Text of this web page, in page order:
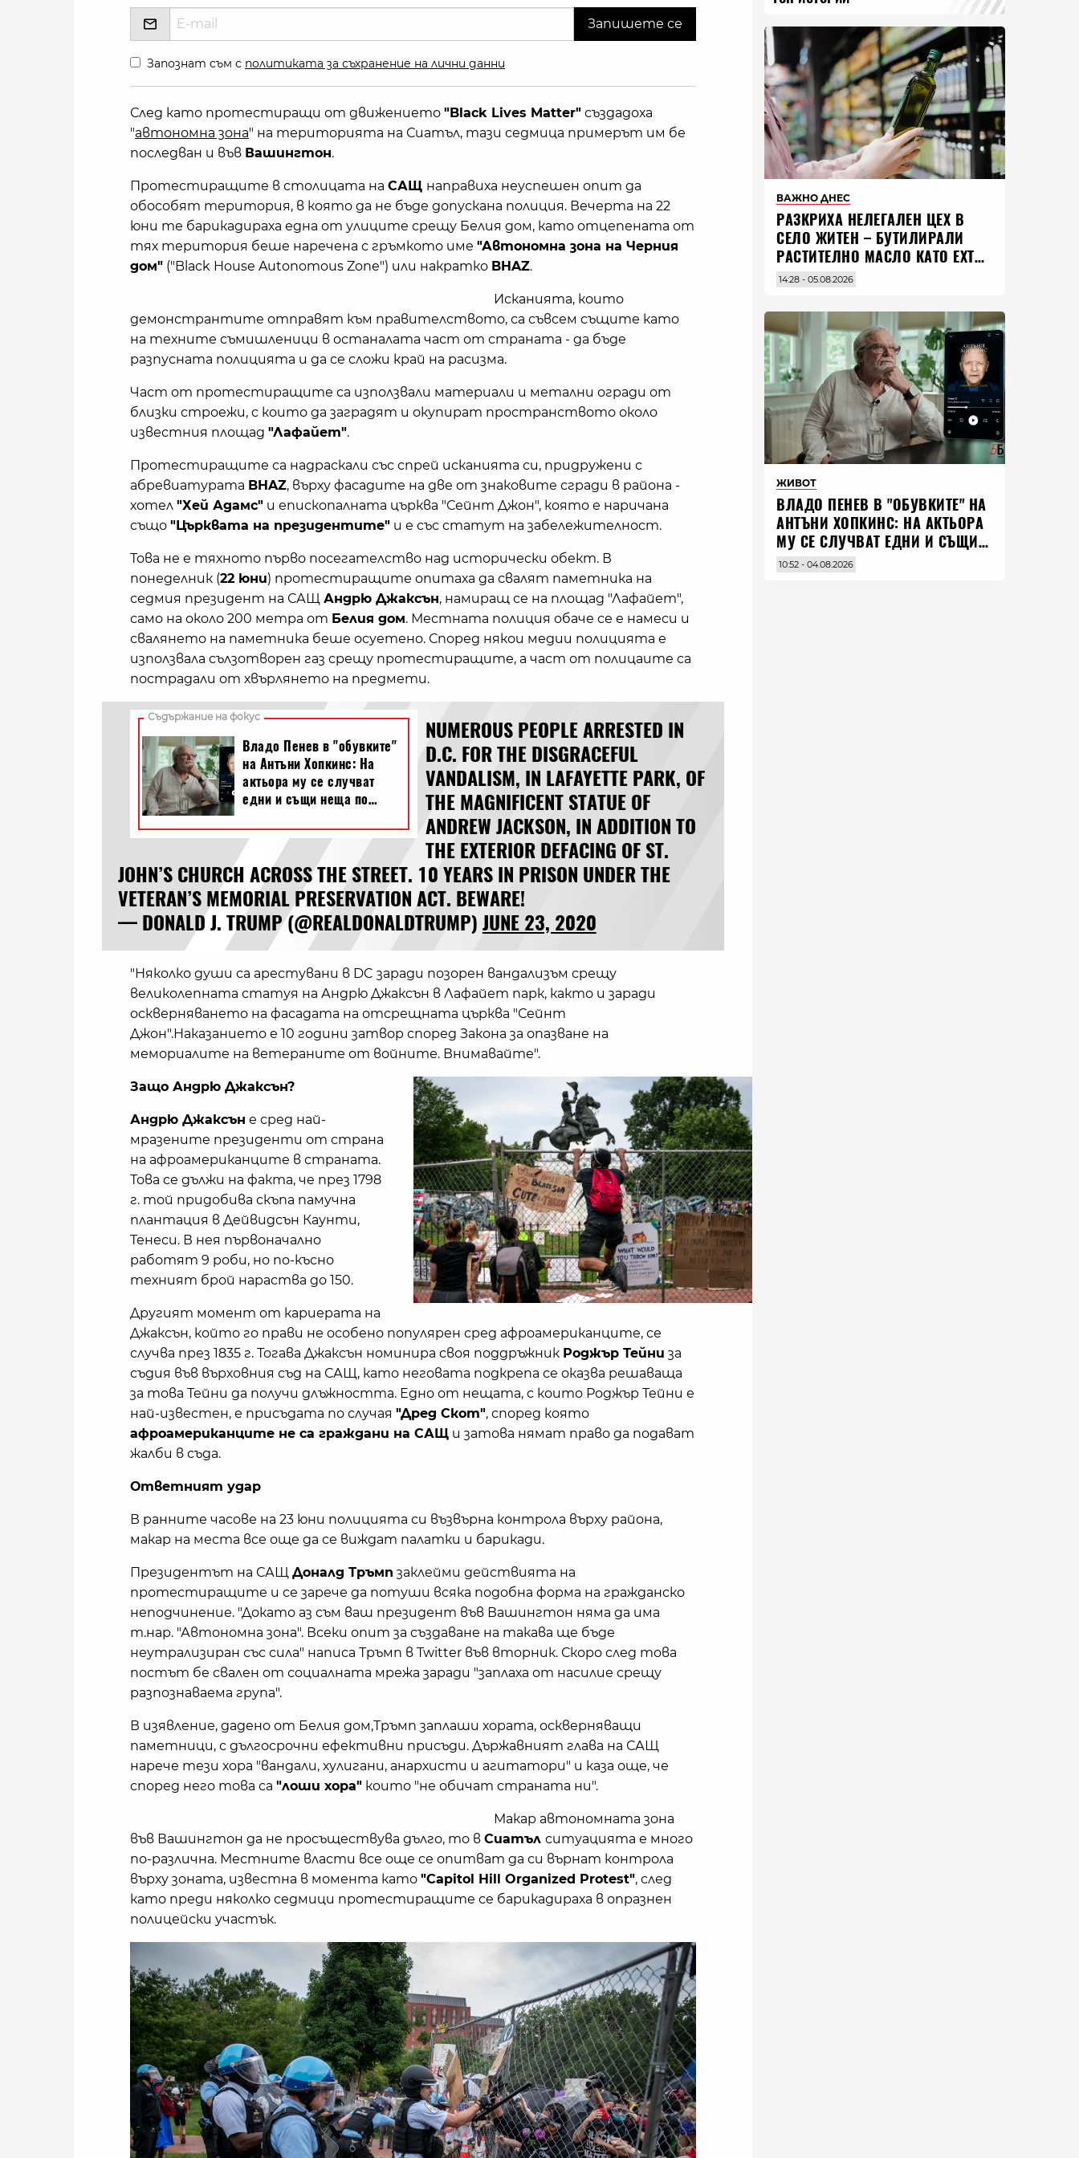
Запознат съм с политиката за съхранение на лични данни
След като протестиращи от движението "Black Lives Matter" създадоха
"автономна зона" на територията на Сиатъл, тази седмица примерът им бе
последван и във Вашингтон.
Протестиращите в столицата на САЩ направиха неуспешен опит да
обособят територия, в която да не бъде допускана полиция. Вечерта на 22
юни те барикадираха една от улиците срещу Белия дом, като отцепената от
тях територия беше наречена с гръмкото име "Автономна зона на Черния
дом" ("Black House Autonomous Zone") или накратко BHAZ.
Исканията, които
демонстрантите отправят към правителството, са съвсем същите като
на техните съмишленици в останалата част от страната - да бъде
разпусната полицията и да се сложи край на расизма.
Част от протестиращите са използвали материали и метални огради от
близки строежи, с които да заградят и окупират пространството около
известния площад "Лафайет".
Протестиращите са надраскали със спрей исканията си, придружени с
абревиатурата BHAZ, върху фасадите на две от знаковите сгради в района -
хотел "Хей Адамс" и епископалната църква "Сейнт Джон", която е наричана
също "Църквата на президентите" и е със статут на забележителност.
Това не е тяхното първо посегателство над исторически обект. В
понеделник (22 юни) протестиращите опитаха да свалят паметника на
седмия президент на САЩ Андрю Джаксън, намиращ се на площад "Лафайет",
само на около 200 метра от Белия дом. Местната полиция обаче се е намеси и
свалянето на паметника беше осуетено. Според някои медии полицията е
използвала сълзотворен газ срещу протестиращите, а част от полицаите са
пострадали от хвърлянето на предмети.
NUMEROUS PEOPLE ARRESTED IN
D.C. FOR THE DISGRACEFUL
VANDALISM, IN LAFAYETTE PARK, OF
THE MAGNIFICENT STATUE OF
ANDREW JACKSON, IN ADDITION TO
THE EXTERIOR DEFACING OF ST.
JOHN’S CHURCH ACROSS THE STREET. 10 YEARS IN PRISON UNDER THE
VETERAN’S MEMORIAL PRESERVATION ACT. BEWARE!
— DONALD J. TRUMP (@REALDONALDTRUMP) JUNE 23, 2020
"Няколко души са арестувани в DC заради позорен вандализъм срещу
великолепната статуя на Андрю Джаксън в Лафайет парк, както и заради
оскверняването на фасадата на отсрещната църква "Сейнт
Джон".Наказанието е 10 години затвор според Закона за опазване на
мемориалите на ветераните от войните. Внимавайте".
Защо Андрю Джаксън?
Андрю Джаксън е сред най-
мразените президенти от страна
на афроамериканците в страната.
Това се дължи на факта, че през 1798
г. той придобива скъпа памучна
плантация в Дейвидсън Каунти,
Тенеси. В нея първоначално
работят 9 роби, но по-късно
техният брой нараства до 150.
Другият момент от кариерата на
Джаксън, който го прави не особено популярен сред афроамериканците, се
случва през 1835 г. Тогава Джаксън номинира своя поддръжник Роджър Тейни за
съдия във върховния съд на САЩ, като неговата подкрепа се оказва решаваща
за това Тейни да получи длъжността. Едно от нещата, с които Роджър Тейни е
най-известен, е присъдата по случая "Дред Скот", според която
афроамериканците не са граждани на САЩ и затова нямат право да подават
жалби в съда.
Ответният удар
В ранните часове на 23 юни полицията си възвърна контрола върху района,
макар на места все още да се виждат палатки и барикади.
Президентът на САЩ Доналд Тръмп заклейми действията на
протестиращите и се зарече да потуши всяка подобна форма на гражданско
неподчинение. "Докато аз съм ваш президент във Вашингтон няма да има
т.нар. "Автономна зона". Всеки опит за създаване на такава ще бъде
неутрализиран със сила" написа Тръмп в Twitter във вторник. Скоро след това
постът бе свален от социалната мрежа заради "заплаха от насилие срещу
разпознаваема група".
В изявление, дадено от Белия дом,Тръмп заплаши хората, оскверняващи
паметници, с дългосрочни ефективни присъди. Държавният глава на САЩ
нарече тези хора "вандали, хулигани, анархисти и агитатори" и каза още, че
според него това са "лоши хора" които "не обичат страната ни".
Макар автономната зона
във Вашингтон да не просъществува дълго, то в Сиатъл ситуацията е много
по-различна. Местните власти все още се опитват да си върнат контрола
върху зоната, известна в момента като "Capitol Hill Organized Protest", след
като преди няколко седмици протестиращите се барикадираха в опразнен
полицейски участък.
ВАЖНО ДНЕС
РАЗКРИХА НЕЛЕГАЛЕН ЦЕХ В
СЕЛО ЖИТЕН – БУТИЛИРАЛИ
РАСТИТЕЛНО МАСЛО КАТО EXTRA
VIRGIN ЗЕХТИН
14:28 - 05.08.2026
ЖИВОТ
ВЛАДO ПЕНЕВ В "ОБУВКИТЕ" НА
АНТЪНИ ХОПКИНС: НА АКТЬОРА
МУ СЕ СЛУЧВАТ ЕДНИ И СЪЩИ
НЕЩА ПО ЦЕЛИЯ СВЯТ
10:52 - 04.08.2026